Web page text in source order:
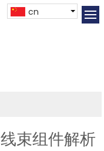
cn
束组件解析